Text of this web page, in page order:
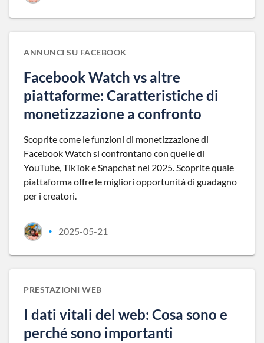
ANNUNCI SU FACEBOOK
Facebook Watch vs altre
piattaforme: Caratteristiche di
monetizzazione a confronto
Scoprite come le funzioni di monetizzazione di
Facebook Watch si confrontano con quelle di
YouTube, TikTok e Snapchat nel 2025. Scoprite quale
piattaforma offre le migliori opportunità di guadagno
per i creatori.
• 2025-05-21
PRESTAZIONI WEB
I dati vitali del web: Cosa sono e
perché sono importanti